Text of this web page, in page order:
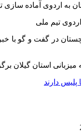
به اردوی آماده
در گفت و گو با
میزبانی استان گیلان
دارند